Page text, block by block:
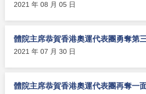
2021 年 08 月 05 日
體院主席恭賀香港奧運代表團勇奪第
2021 年 07 月 30 日
體院主席恭賀香港奧運代表團再奪一